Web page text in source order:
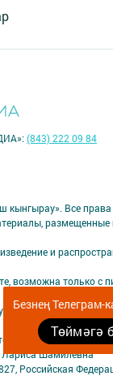
Безнең
Төймәгә
кынгырау». Все
размещенные
и
возможна только с
Исполняющий
Лариса Шамилевна
Российская
(843) 222 09 84